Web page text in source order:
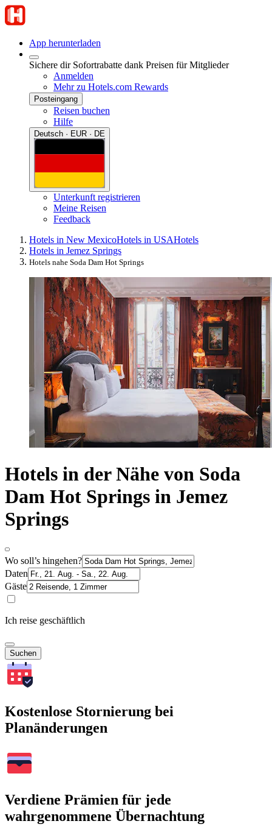
App herunterladen
Sichere dir Sofortrabatte dank Preisen für Mitglieder
Anmelden
Mehr zu Hotels.com Rewards
Posteingang
Reisen buchen
Hilfe
Deutsch · EUR · DE
Unterkunft registrieren
Meine Reisen
Feedback
Hotels in New MexicoHotels in USAHotels
Hotels in Jemez Springs
Hotels nahe Soda Dam Hot Springs
Hotels in der Nähe von Soda
Dam Hot Springs in Jemez
Springs
Wo soll’s hingehen?
Daten
Gäste
Ich reise geschäftlich
Suchen
Kostenlose Stornierung bei
Planänderungen
Verdiene Prämien für jede
wahrgenommene Übernachtung